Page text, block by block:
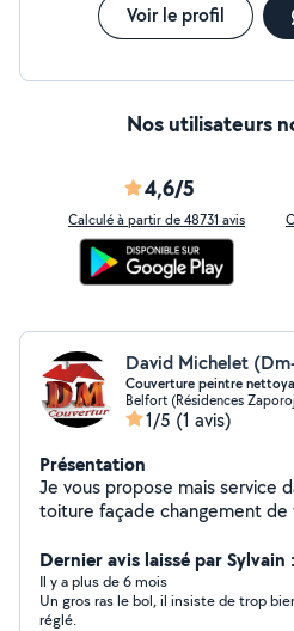
Voir le profil
Nos utilisateurs
4,6/5
Calculé à partir de 48731 avis
David Michelet
Couverture peintre
Belfort (Résidences
1/5 (1 avis)
Présentation
Je vous propose mais service
toiture façade changement
spécialisé dans dans tout se
de préférence
Dernier avis laissé par Sylvain
Il y a plus de 6 mois
Un gros ras le bol, il insiste de trop
réglé.